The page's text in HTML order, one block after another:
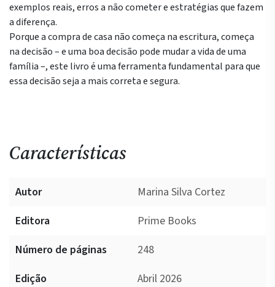
exemplos reais, erros a não cometer e estratégias que fazem
a diferença.
Porque a compra de casa não começa na escritura, começa
na decisão – e uma boa decisão pode mudar a vida de uma
família –, este livro é uma ferramenta fundamental para que
essa decisão seja a mais correta e segura.
Características
Autor
Marina Silva Cortez
Editora
Prime Books
Número de páginas
248
Edição
Abril 2026